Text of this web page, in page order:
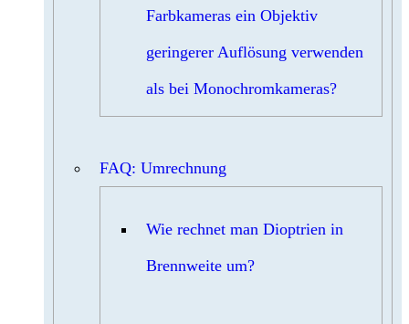
Farbkameras ein Objektiv
geringerer Auflösung verwenden
als bei Monochromkameras?
FAQ: Umrechnung
Wie rechnet man Dioptrien in
Brennweite um?